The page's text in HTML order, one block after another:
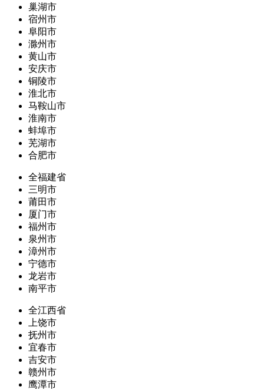
巢湖市
宿州市
阜阳市
滁州市
黄山市
安庆市
铜陵市
淮北市
马鞍山市
淮南市
蚌埠市
芜湖市
合肥市
全福建省
三明市
莆田市
厦门市
福州市
泉州市
漳州市
宁德市
龙岩市
南平市
全江西省
上饶市
抚州市
宜春市
吉安市
赣州市
鹰潭市